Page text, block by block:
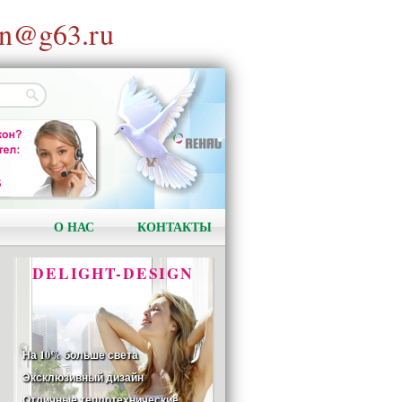
О НАС КОНТАКТЫ
АКЦИЯ!
Установи окно и получи
в подарок подарочный
сертификат на сумму
1000 рублей!
DELIGHT-DESIGN
На 10% больше света
Эксклюзивный дизайн